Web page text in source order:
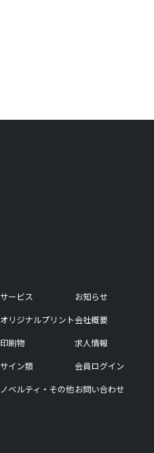
サービス
オリジナルプリント
印刷物
サイン類
ノベルティ・その他
お知らせ
会社概要
求人情報
会員ログイン
お問い合わせ